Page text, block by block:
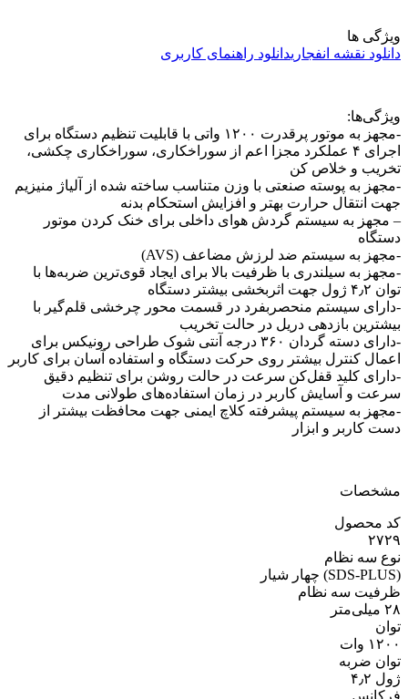
ویژگی ها
دانلود نقشه انفجاریدانلود راهنمای کاربری
ویژگی‌ها:
-مجهز به موتور پرقدرت ۱۲۰۰ واتی با قابلیت تنظیم دستگاه برای
اجرای ۴ عملکرد مجزا اعم از سوراخکاری، سوراخکاری چکشی،
تخریب و خلاص کن
-مجهز به پوسته صنعتی با وزن متناسب ساخته شده از آلیاژ منیزیم
جهت انتقال حرارت بهتر و افزایش استحکام بدنه
– مجهز به سیستم گردش هوای داخلی برای خنک کردن موتور
دستگاه
-مجهز به سیستم ضد لرزش مضاعف (AVS)
-مجهز به سیلندری با ظرفیت بالا برای ایجاد قوی‌ترین ضربه‌ها با
توان ۴٫۲ ژول جهت اثربخشی بیشتر دستگاه
-دارای سیستم منحصربفرد در قسمت محور چرخشی قلم‌گیر با
بیشترین بازدهی دریل در حالت تخریب
-دارای دسته گردان ۳۶۰ درجه آنتی شوک طراحی رونیکس برای
اعمال کنترل بیشتر روی حرکت دستگاه و استفاده آسان برای کاربر
-دارای کلید قفل‌کن سرعت در حالت روشن برای تنظیم دقیق
سرعت و آسایش کاربر در زمان استفاده‌های طولانی مدت
-مجهز به سیستم پیشرفته کلاچ ایمنی جهت محافظت بیشتر از
دست کاربر و ابزار
مشخصات
کد محصول
۲۷۲۹
نوع سه نظام
(SDS-PLUS) چهار شیار
ظرفیت سه نظام
۲۸ میلی‌متر
توان
۱۲۰۰ وات
توان ضربه
ژول ۴٫۲
فرکانس